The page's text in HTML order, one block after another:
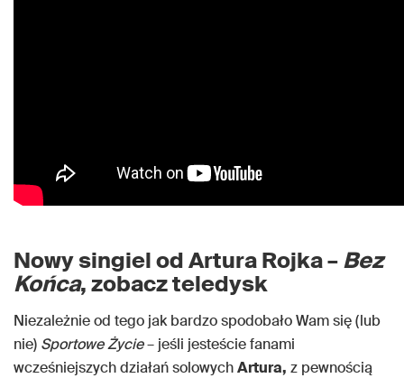
Nowy singiel od Artura Rojka –Bez
Końca, zobacz teledysk
Niezależnie od tego jak bardzo spodobało Wam się (lub
nie) Sportowe Życie– jeśli jesteście fanami
wcześniejszych działań solowychArtura, z pewnością